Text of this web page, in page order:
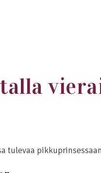
tulevaa